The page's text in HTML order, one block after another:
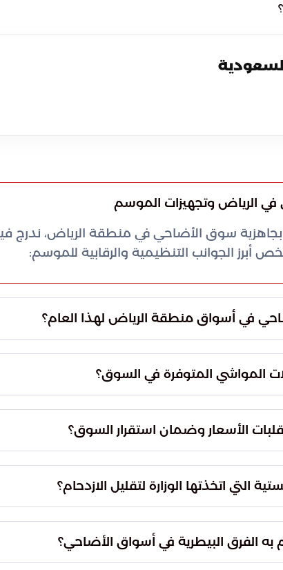
الرياض وتجهيزات الموسم
بجاهزية سوق الأضاحي في منطقة الرياض، ندرج
أبرز الجوانب التنظيمية والرقابية للموسم:
في أسواق منطقة الرياض لهذا العام؟
احتياجات المستهلكين بكفاءة عالية نتيجة
التشغيلية للأسواق والمسالخ.
المواشي المتوفرة في السوق؟
كما تتوفر أنواع مختلفة من الماعز، بالإضافة
متعددة تلائم تفضيلاتهم وميزانياتهم.
الأسعار وضمان استقرار السوق؟
وموقع العرض. وتقوم الفرق الميدانية بمراقبة
وضمان توفر الكميات المطلوبة لمواجهة ذروة
التي اتخذتها الوزارة لتقليل الازدحام؟
المواقع بمسالخ متنقلة وخدمات إسناد فني لضمان
الكثافة البشرية عبر نطاقات جغرافية واسعة.
به الفرق البيطرية في أسواق الأضاحي؟